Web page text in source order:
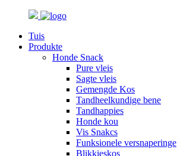
Tuis
Produkte
Honde Snack
Pure vleis
Sagte vleis
Gemengde Kos
Tandheelkundige bene
Tandhappies
Honde kou
Vis Snakcs
Funksionele versnaperinge
Blikkieskos